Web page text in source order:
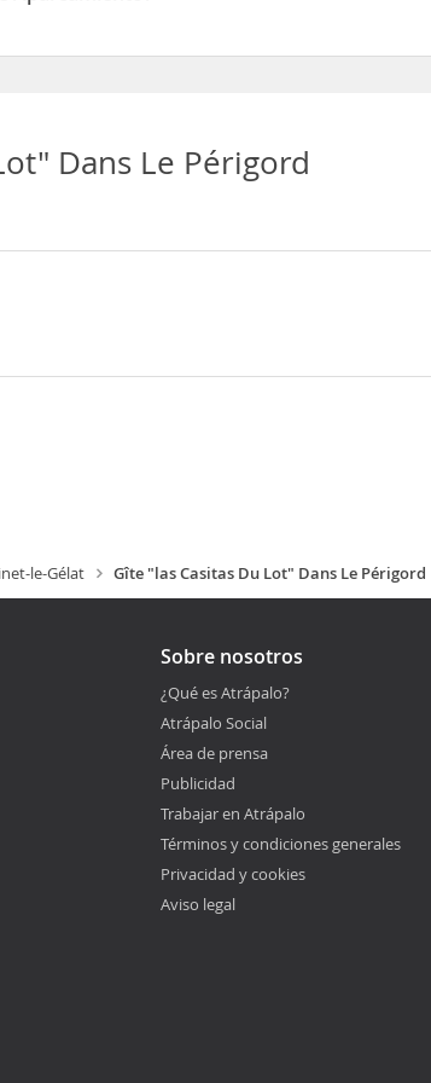
Dans Le Périgord
le-Gélat Gîte "las Casitas Du Lot" Dans Le Périgord
Sobre nosotros
¿Qué es Atrápalo?
Atrápalo Social
Área de prensa
Publicidad
Trabajar en Atrápalo
Términos y condiciones generales
Privacidad y cookies
Aviso legal